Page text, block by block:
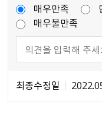
매우만족
매우불만족
최종수정일